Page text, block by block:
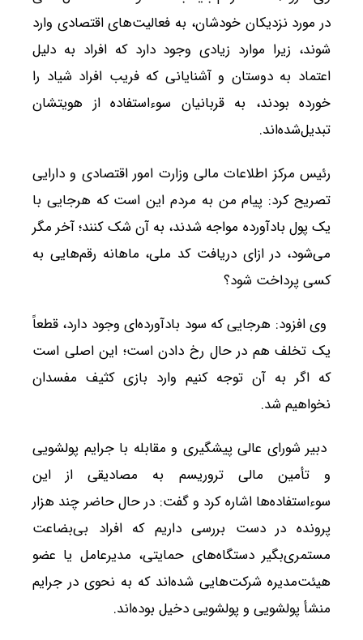
در مورد نزدیکان خودشان، به فعالیت‌های اقتصادی وارد
شوند، زیرا موارد زیادی وجود دارد که افراد به دلیل
اعتماد به دوستان و آشنایانی که فریب افراد شیاد را
خورده‌ بودند، به قربانیان سوءاستفاده از هویتشان
تبدیل‌شده‌اند.
رئیس مرکز اطلاعات مالی وزارت امور اقتصادی و دارایی
تصریح کرد: پیام من به مردم این است که هرجایی با
یک پول بادآورده مواجه شدند، به‌ آن شک کنند؛ آخر مگر
می‌شود، در ازای دریافت کد ملی، ماهانه رقم‌هایی به
کسی پرداخت شود؟
وی افزود: هرجایی که سود بادآورده‌ای وجود دارد، قطعاً
یک تخلف هم در حال رخ دادن است؛ این اصلی است
که اگر به آن توجه کنیم وارد بازی کثیف مفسدان
نخواهیم شد.
دبیر شورای عالی پیشگیری و مقابله با جرایم پولشویی
و تأمین مالی تروریسم به مصادیقی از این
سوءاستفاده‌ها اشاره کرد و گفت: در حال حاضر چند هزار
پرونده در دست بررسی داریم که افراد بی‌بضاعت
مستمری‌بگیر دستگاه‌های حمایتی، مدیرعامل یا عضو
هیئت‌مدیره شرکت‌هایی شده‌اند که به نحوی در جرایم
منشأ پولشویی و پولشویی دخیل بوده‌اند.